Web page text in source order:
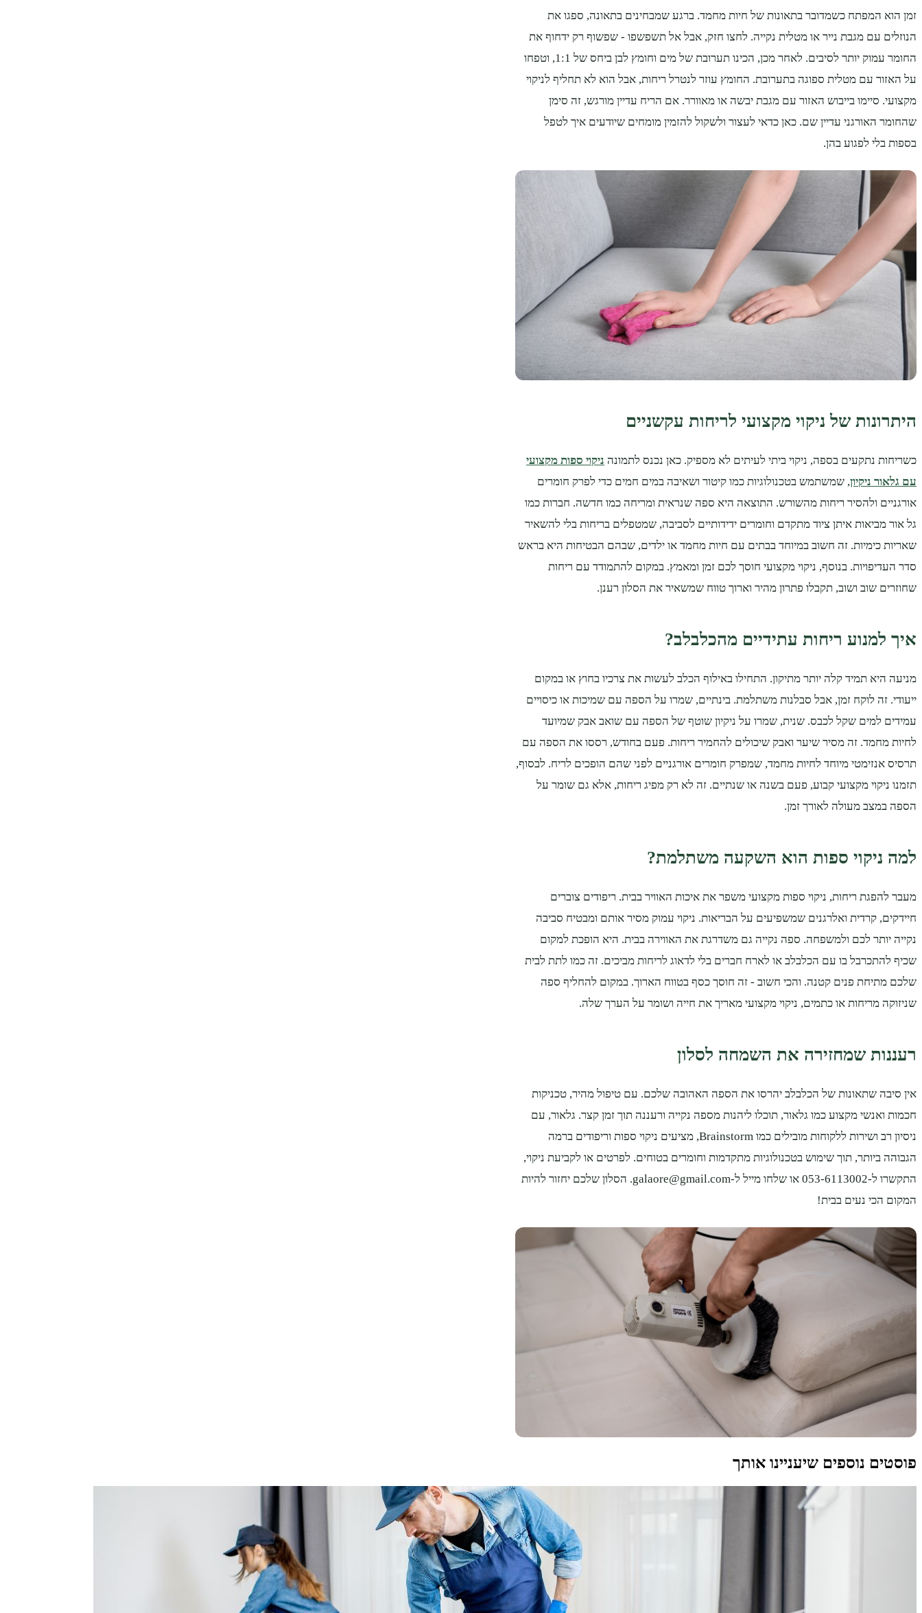
זמן הוא המפתח כשמדובר בתאונות של חיות מחמד. ברגע שמבחינים בתאונה, ספגו את
הנוזלים עם מגבת נייר או מטלית נקייה. לחצו חזק, אבל אל תשפשפו - שפשוף רק ידחוף את
החומר עמוק יותר לסיבים. לאחר מכן, הכינו תערובת של מים וחומץ לבן ביחס של 1:1, וטפחו
על האזור עם מטלית ספוגה בתערובת. החומץ עוזר לנטרל ריחות, אבל הוא לא תחליף לניקוי
מקצועי. סיימו בייבוש האזור עם מגבת יבשה או מאוורר. אם הריח עדיין מורגש, זה סימן
שהחומר האורגני עדיין שם. כאן כדאי לעצור ולשקול להזמין מומחים שיודעים איך לטפל
בספות בלי לפגוע בהן.
היתרונות של ניקוי מקצועי לריחות עקשניים
כשריחות נתקעים בספה, ניקוי ביתי לעיתים לא מספיק. כאן נכנס לתמונה ניקוי ספות מקצועי
עם גלאור ניקיון, שמשתמש בטכנולוגיות כמו קיטור ושאיבה במים חמים כדי לפרק חומרים
אורגניים ולהסיר ריחות מהשורש. התוצאה היא ספה שנראית ומריחה כמו חדשה. חברות כמו
גל אור מביאות איתן ציוד מתקדם וחומרים ידידותיים לסביבה, שמטפלים בריחות בלי להשאיר
שאריות כימיות. זה חשוב במיוחד בבתים עם חיות מחמד או ילדים, שבהם הבטיחות היא בראש
סדר העדיפויות. בנוסף, ניקוי מקצועי חוסך לכם זמן ומאמץ. במקום להתמודד עם ריחות
שחוזרים שוב ושוב, תקבלו פתרון מהיר וארוך טווח שמשאיר את הסלון רענן.
איך למנוע ריחות עתידיים מהכלבלב?
מניעה היא תמיד קלה יותר מתיקון. התחילו באילוף הכלב לעשות את צרכיו בחוץ או במקום
ייעודי. זה לוקח זמן, אבל סבלנות משתלמת. בינתיים, שמרו על הספה עם שמיכות או כיסויים
עמידים למים שקל לכבס. שנית, שמרו על ניקיון שוטף של הספה עם שואב אבק שמיועד
לחיות מחמד. זה מסיר שיער ואבק שיכולים להחמיר ריחות. פעם בחודש, רססו את הספה עם
תרסיס אנזימטי מיוחד לחיות מחמד, שמפרק חומרים אורגניים לפני שהם הופכים לריח. לבסוף,
תזמנו ניקוי מקצועי קבוע, פעם בשנה או שנתיים. זה לא רק מפיג ריחות, אלא גם שומר על
הספה במצב מעולה לאורך זמן.
למה ניקוי ספות הוא השקעה משתלמת?
מעבר להפגת ריחות, ניקוי ספות מקצועי משפר את איכות האוויר בבית. ריפודים צוברים
חיידקים, קרדית ואלרגנים שמשפיעים על הבריאות. ניקוי עמוק מסיר אותם ומבטיח סביבה
נקייה יותר לכם ולמשפחה. ספה נקייה גם משדרגת את האווירה בבית. היא הופכת למקום
שכיף להתכרבל בו עם הכלבלב או לארח חברים בלי לדאוג לריחות מביכים. זה כמו לתת לבית
שלכם מתיחת פנים קטנה. והכי חשוב - זה חוסך כסף בטווח הארוך. במקום להחליף ספה
שניזוקה מריחות או כתמים, ניקוי מקצועי מאריך את חייה ושומר על הערך שלה.
רעננות שמחזירה את השמחה לסלון
אין סיבה שתאונות של הכלבלב יהרסו את הספה האהובה שלכם. עם טיפול מהיר, טכניקות
חכמות ואנשי מקצוע כמו גלאור, תוכלו ליהנות מספה נקייה ורעננה תוך זמן קצר. גלאור, עם
ניסיון רב ושירות ללקוחות מובילים כמו Brainstorm, מציעים ניקוי ספות וריפודים ברמה
הגבוהה ביותר, תוך שימוש בטכנולוגיות מתקדמות וחומרים בטוחים. לפרטים או לקביעת ניקוי,
התקשרו ל-053-6113002 או שלחו מייל ל-galaore@gmail.com. הסלון שלכם יחזור להיות
המקום הכי נעים בבית!
פוסטים נוספים שיעניינו אותך